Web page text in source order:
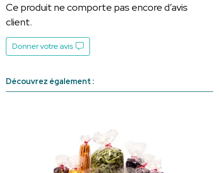
Ce produit ne comporte pas encore d’avis
client.
Donner votre avis
Découvrez également :